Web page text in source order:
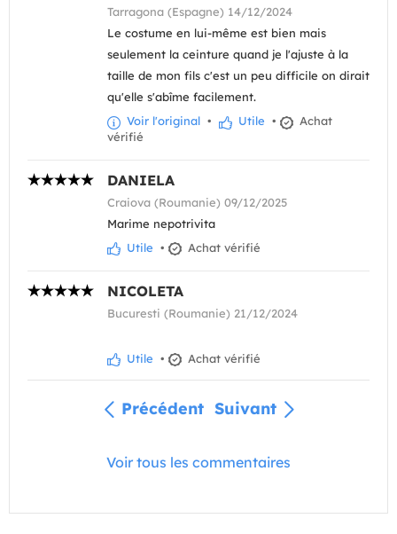
Tarragona (Espagne) 14/12/2024
Le costume en lui-même est bien mais
seulement la ceinture quand je l'ajuste à la
taille de mon fils c'est un peu difficile on dirait
qu'elle s'abîme facilement.
Voir l'original • Utile •
Achat
vérifié
DANIELA
Craiova (Roumanie) 09/12/2025
Marime nepotrivita
Utile • Achat vérifié
NICOLETA
Bucuresti (Roumanie) 21/12/2024
Utile • Achat vérifié
Précédent Suivant
Voir tous les commentaires